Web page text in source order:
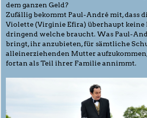
dem ganzen Geld?
Zufällig bekommt Paul-André mit, dass
Violette (Virginie Efira) überhaupt keine
dringend welche braucht. Was Paul-
bringt, ihr anzubieten, für sämtliche
alleinerziehenden Mutter
fortan als Teil ihrer Familie annimmt.